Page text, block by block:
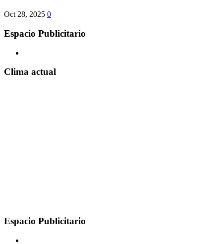
Oct 28, 2025 0
Espacio Publicitario
Clima actual
Espacio Publicitario